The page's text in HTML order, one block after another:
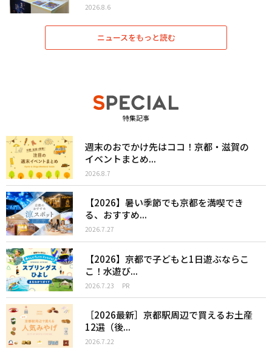
2026.8.6
ニュースをもっと読む
特集記事
週末のおでかけ先はココ！京都・滋賀の
イベントまとめ...
2026.8.7
【2026】暑い季節でも京都を満喫でき
る、おすすめ...
2026.7.27
【2026】京都で子どもと1日遊ぶならこ
こ！水遊び...
2026.7.23 PR
［2026最新］京都駅周辺で買えるお土産
12選（後...
2026.7.22